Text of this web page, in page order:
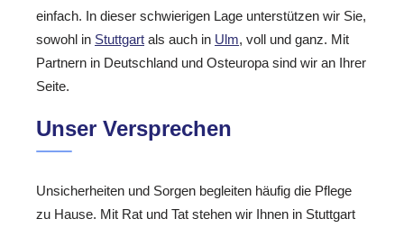
einfach. In dieser schwierigen Lage unterstützen wir Sie,
sowohl in Stuttgart als auch in Ulm, voll und ganz. Mit
Partnern in Deutschland und Osteuropa sind wir an Ihrer
Seite.
Unser Versprechen
Unsicherheiten und Sorgen begleiten häufig die Pflege
zu Hause. Mit Rat und Tat stehen wir Ihnen in Stuttgart